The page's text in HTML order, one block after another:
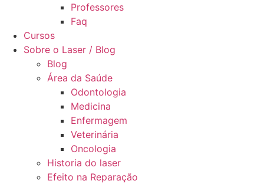
Professores
Faq
Cursos
Sobre o Laser / Blog
Blog
Área da Saúde
Odontologia
Medicina
Enfermagem
Veterinária
Oncologia
Historia do laser
Efeito na Reparação